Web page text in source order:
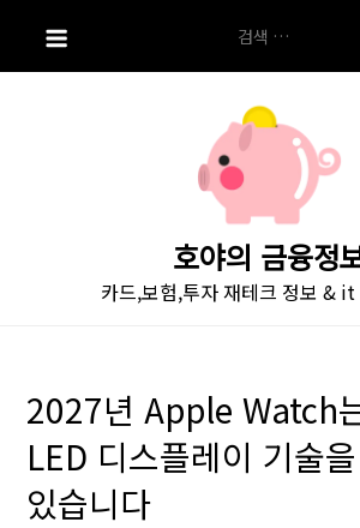
i
색:
호야의 금융정
카드,보험,투자 재테크 정보 & it
2027년 Apple Watch
LED 디스플레이 기술
있습니다